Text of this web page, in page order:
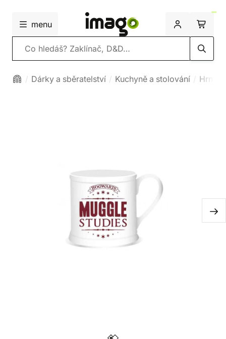
menu
Vyhledávání
Dárky a sběratelství Kuchyně a stolování Hrnky